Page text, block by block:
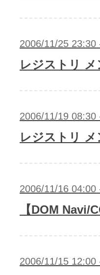
2006/11/25
レジストリ
2006/11/19
レジストリ
2006/11/16
【DOM Navi/
2006/11/15